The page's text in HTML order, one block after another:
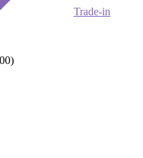
Trade-in